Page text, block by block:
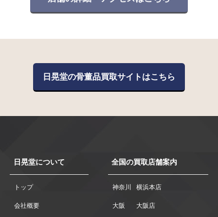
日晃堂の骨董品買取サイトはこちら
日晃堂について
トップ
会社概要
全国の買取店舗案内
神奈川 横浜本店
大阪 大阪店